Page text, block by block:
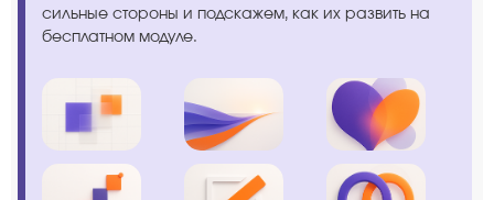
сильные стороны и подскажем, как их развить на
бесплатном модуле.